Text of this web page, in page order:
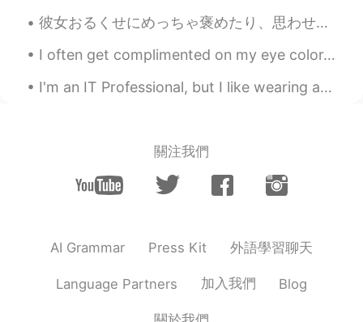
EN JP
@okuzumiありがとうございます！
いです。
彼女おるくせにめっちゃ褒めたり、思わせぶりなこと言ってくれる常識ない奴が結構くるわけ。外国人やから許してくれるんやろなって思いながらくだらねー行動するけど、マジで調子乗りすぎやと思う。うちも同じ...
I often get complimented on my eye color. 👁👁 But no one seems to be able to agree on what color ...
I'm an IT Professional, but I like wearing a suit for my job! 👍🏻😂 It feels professional and makes...
關注我們
AI Grammar Press Kit 外語學習聊天
Language Partners 加入我們 Blog